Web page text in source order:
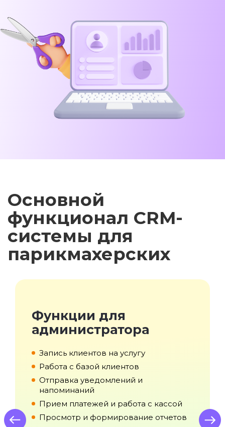
Основной
функционал CRM-
системы для
парикмахерских
Функции для
администратора
Запись клиентов на услугу
Работа с базой клиентов
Отправка уведомлений и
напоминаний
Прием платежей и работа с кассой
Просмотр и формирование отчетовNext